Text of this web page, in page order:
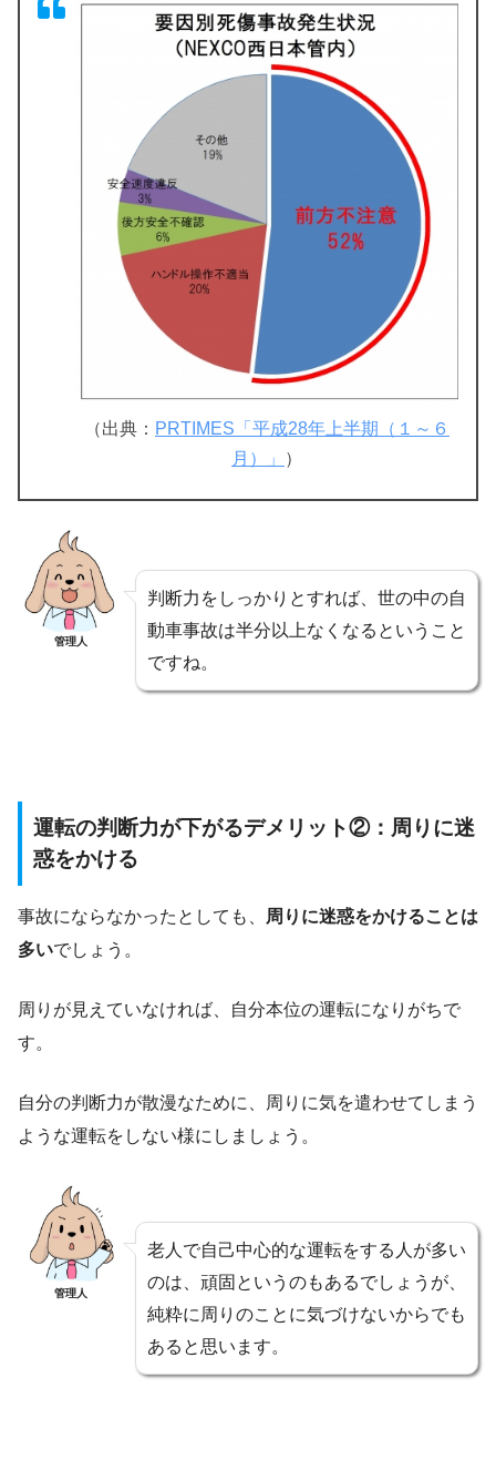
（出典： PRTIMES「平成28年上半期（１～６
月）」
）
管理人
判断力をしっかりとすれば、世の中の自
動車事故は半分以上なくなるということ
ですね。
運転の判断力が下がるデメリット②：周りに迷
惑をかける
事故にならなかったとしても、
周りに迷惑をかけることは
多いでしょう。
周りが見えていなければ、自分本位の運転になりがちで
す。
自分の判断力が散漫なために、周りに気を遣わせてしまう
ような運転をしない様にしましょう。
管理人
老人で自己中心的な運転をする人が多い
のは、頑固というのもあるでしょうが、
純粋に周りのことに気づけないからでも
あると思います。